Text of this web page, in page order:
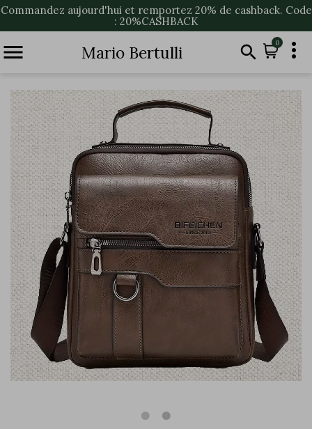
Commandez aujourd'hui et remportez 20% de cashback. Code
: 20%CASHBACK
 Mario Bertulli  0 